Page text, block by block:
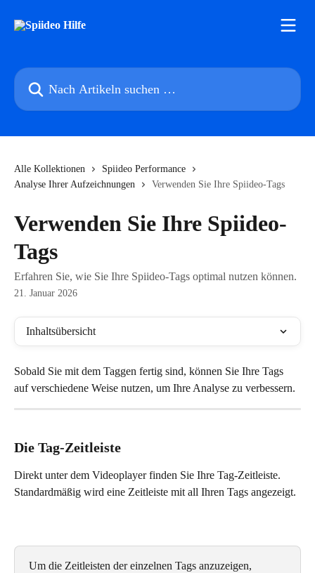
Nach Artikeln suchen …
Alle Kollektionen
Spiideo Performance
Analyse Ihrer Aufzeichnungen
Verwenden Sie Ihre Spiideo-Tags
Verwenden Sie Ihre Spiideo-
Tags
Erfahren Sie, wie Sie Ihre Spiideo-Tags optimal nutzen können.
21. Januar 2026
Inhaltsübersicht
Sobald Sie mit dem Taggen fertig sind, können Sie Ihre Tags
auf verschiedene Weise nutzen, um Ihre Analyse zu verbessern.
Die Tag-Zeitleiste
Direkt unter dem Videoplayer finden Sie Ihre Tag-Zeitleiste.
Standardmäßig wird eine Zeitleiste mit all Ihren Tags angezeigt.
Um die Zeitleisten der einzelnen Tags anzuzeigen,